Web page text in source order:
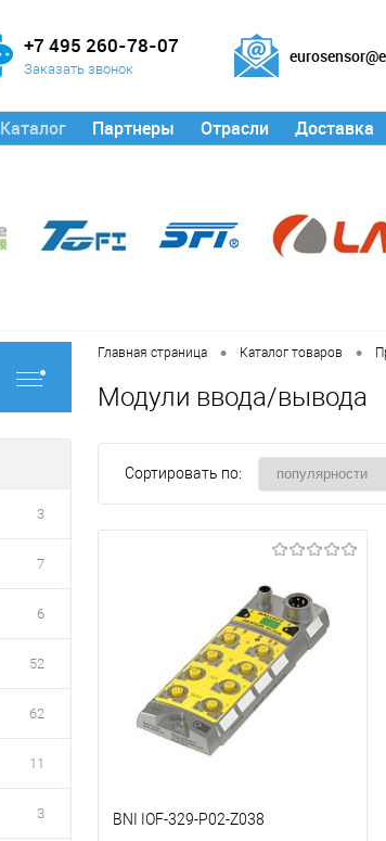
+7 495 260-78-07
Заказать звонок
Каталог Партнеры Отрасли Доставка
3
7
6
52
62
11
3
Главная страница • Каталог товаров •
Модули ввода/вывода
Сортировать по:
BNI IOF-329-P02-Z038